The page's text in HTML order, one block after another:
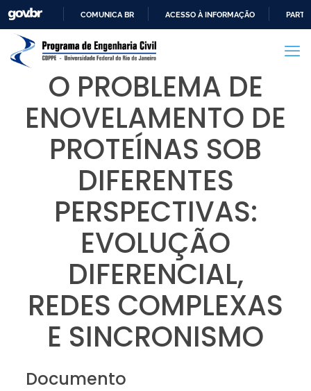
PARA
CONTEÚDO
COMUNICA BR ACESSO À INFORMAÇÃO
O PROBLEMA DE
ENOVELAMENTO DE
PROTEÍNAS SOB
DIFERENTES
PERSPECTIVAS:
EVOLUÇÃO
DIFERENCIAL,
REDES COMPLEXAS
E SINCRONISMO
Documento